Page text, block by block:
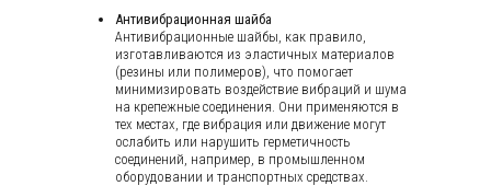
Антивибрационная шайба
Антивибрационные шайбы, как правило,
изготавливаются из эластичных материалов
(резины или полимеров), что помогает
минимизировать воздействие вибраций и шума
на крепежные соединения. Они применяются в
тех местах, где вибрация или движение могут
ослабить или нарушить герметичность
соединений, например, в промышленном
оборудовании и транспортных средствах.